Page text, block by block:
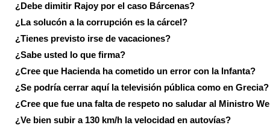
¿Debe dimitir Rajoy por el caso Bárcenas?
¿La solucón a la corrupción es la cárcel?
¿Tienes previsto irse de vacaciones?
¿Sabe usted lo que firma?
¿Cree que Hacienda ha cometido un error con la Infanta?
¿Se podría cerrar aquí la televisión pública como en Grecia?
¿Cree que fue una falta de respeto no saludar al Ministro
¿Ve bien subir a 130 km/h la velocidad en autovías?